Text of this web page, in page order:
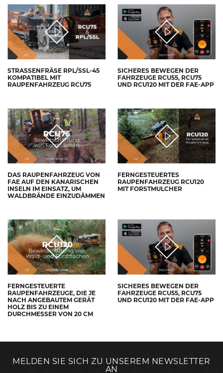
STRASSENFRÄSE RPL/SSL-45 K
OMPATIBEL MIT R
AUPENFAHRZEUG RCU75
SICHERES BEWEGEN DER
FAHRZEUGE RCU55, RCU75
UND RCU120 MIT DER FAE-APP
DAS RAUPENFAHRZEUG VON
FAE AUF DEN KANARISCHEN
INSELN IM EINSATZ, UM
WALDBRÄNDE EINZUDÄMMEN
FERNGESTEUERTES
RAUPENFAHRZEUG RCU120
MIT FORSTMULCHER
FERNGESTEUERTE
RAUPENFAHRZEUGE, DIE JE
NACH ANGEBAUTEM GERÄT
HOLZ BIS ZU EINEM
DURCHMESSER VON 20 CM
SICHERES BEWEGEN DER
FAHRZEUGE RCU55, RCU75
UND RCU120 MIT DER FAE-APP
MELDEN SIE SICH ZU UNSEREM NEWSLETTER
AN